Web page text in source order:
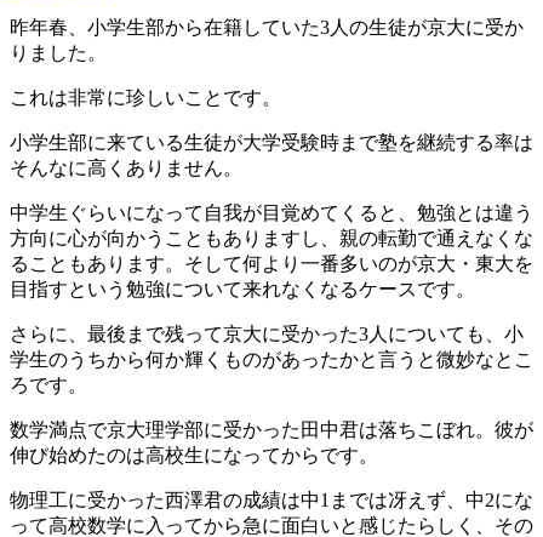
昨年春、小学生部から在籍していた3人の生徒が京大に受か
りました。
これは非常に珍しいことです。
小学生部に来ている生徒が大学受験時まで塾を継続する率は
そんなに高くありません。
中学生ぐらいになって自我が目覚めてくると、勉強とは違う
方向に心が向かうこともありますし、親の転勤で通えなくな
ることもあります。そして何より一番多いのが京大・東大を
目指すという勉強について来れなくなるケースです。
さらに、最後まで残って京大に受かった3人についても、小
学生のうちから何か輝くものがあったかと言うと微妙なとこ
ろです。
数学満点で京大理学部に受かった田中君は落ちこぼれ。彼が
伸び始めたのは高校生になってからです。
物理工に受かった西澤君の成績は中1までは冴えず、中2にな
って高校数学に入ってから急に面白いと感じたらしく、その